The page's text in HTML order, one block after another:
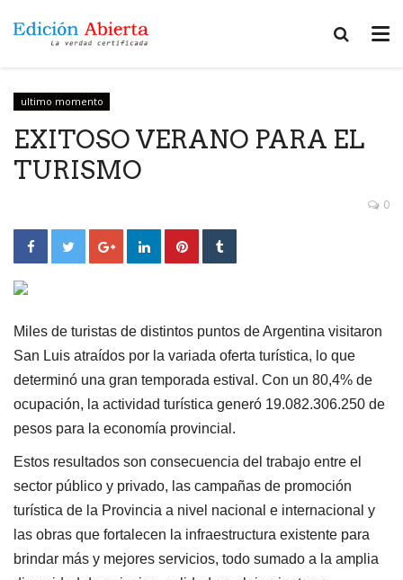
ultimo momento
EXITOSO VERANO PARA EL
TURISMO
0
Miles de turistas de distintos puntos de Argentina visitaron
San Luis atraídos por la variada oferta turística, lo que
determinó una gran temporada estival. Con un 80,4% de
ocupación, la actividad turística generó 19.082.306.250 de
pesos para la economía provincial.
Estos resultados son consecuencia del trabajo entre el
sector público y privado, las campañas de promoción
turística de la Provincia a nivel nacional e internacional y
las obras que fortalecen la infraestructura existente para
brindar más y mejores servicios, todo sumado a la amplia